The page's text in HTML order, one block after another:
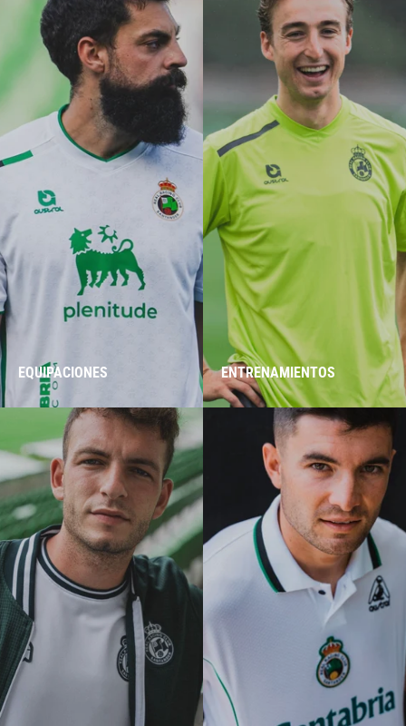
EQUIPACIONES ENTRENAMIENTOS